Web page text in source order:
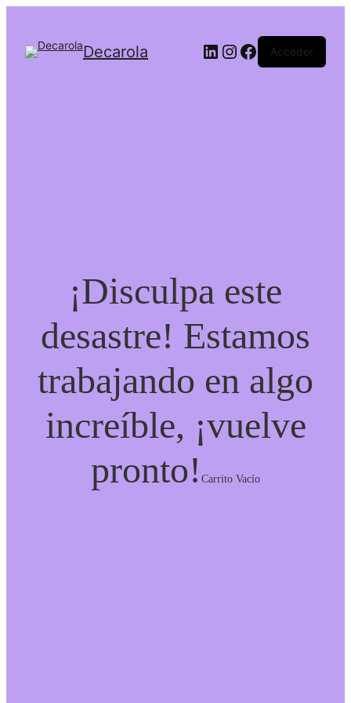
Decarola LinkedIn
Instagram
Facebook
Acceder
¡Disculpa este
desastre! Estamos
trabajando en algo
increíble, ¡vuelve
pronto!